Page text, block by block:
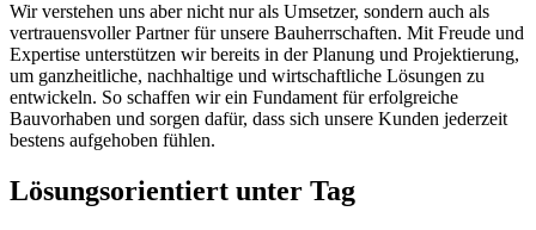
Wir verstehen uns aber nicht nur als Umsetzer, sondern auch als
vertrauensvoller Partner für unsere Bauherrschaften. Mit Freude und
Expertise unterstützen wir bereits in der Planung und Projektierung,
um ganzheitliche, nachhaltige und wirtschaftliche Lösungen zu
entwickeln. So schaffen wir ein Fundament für erfolgreiche
Bauvorhaben und sorgen dafür, dass sich unsere Kunden jederzeit
bestens aufgehoben fühlen.
Lösungsorientiert unter Tag